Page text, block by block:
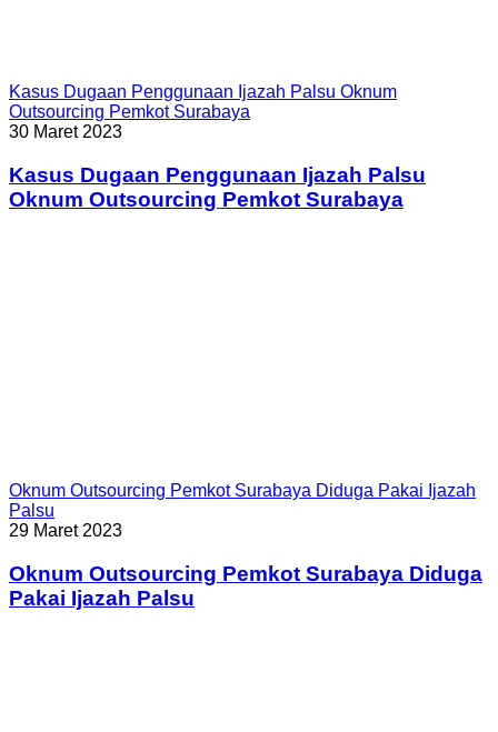
Kasus Dugaan Penggunaan Ijazah Palsu Oknum
Outsourcing Pemkot Surabaya
30 Maret 2023
Kasus Dugaan Penggunaan Ijazah Palsu
Oknum Outsourcing Pemkot Surabaya
Oknum Outsourcing Pemkot Surabaya Diduga Pakai Ijazah
Palsu
29 Maret 2023
Oknum Outsourcing Pemkot Surabaya Diduga
Pakai Ijazah Palsu